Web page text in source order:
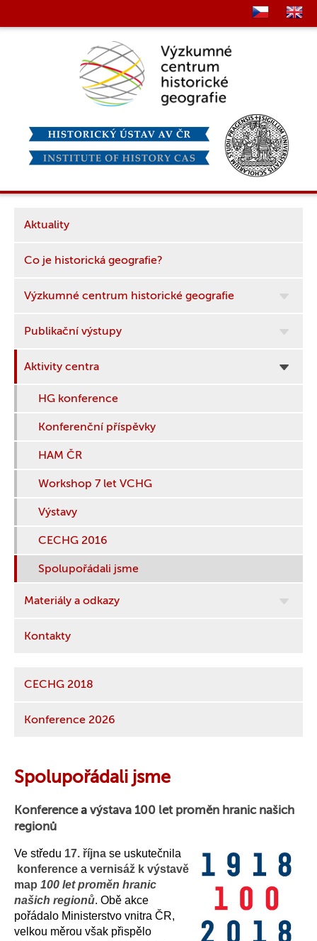
Aktuality
Co je historická geografie?
Výzkumné centrum historické geografie
Publikační výstupy
Aktivity centra
HG konference
Konferenční příspěvky
HAM ČR
Workshop 7 let VCHG
Výstavy
CECHG 2016
Spolupořádali jsme
Materiály a odkazy
Kontakty
CECHG 2018
Konference 2026
Spolupořádali jsme
Konferencea výstava 100 let proměn hranic našich
regionů
Ve středu 17. října se uskutečnila
konference a vernisáž k výstavě
map 100 let proměn hranic
našich regionů. Obě akce
pořádalo Ministerstvo vnitra ČR,
velkou měrou však přispělo